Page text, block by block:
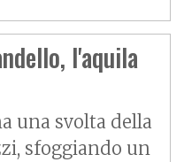
l'aquila
una svolta della
sfoggiando un